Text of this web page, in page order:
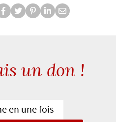
Partager
sur
Partager
sur
Partager
sur
Partager
sur
Partager
un don !
en une fois